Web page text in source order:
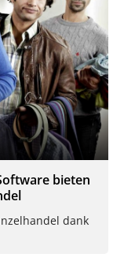
bieten
dank